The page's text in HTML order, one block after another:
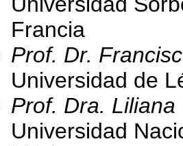
Francia
Prof. Dr.
Universidad de
Prof. Dra.
Universidad